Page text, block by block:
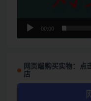
00:00
网页端购买实物：点
店